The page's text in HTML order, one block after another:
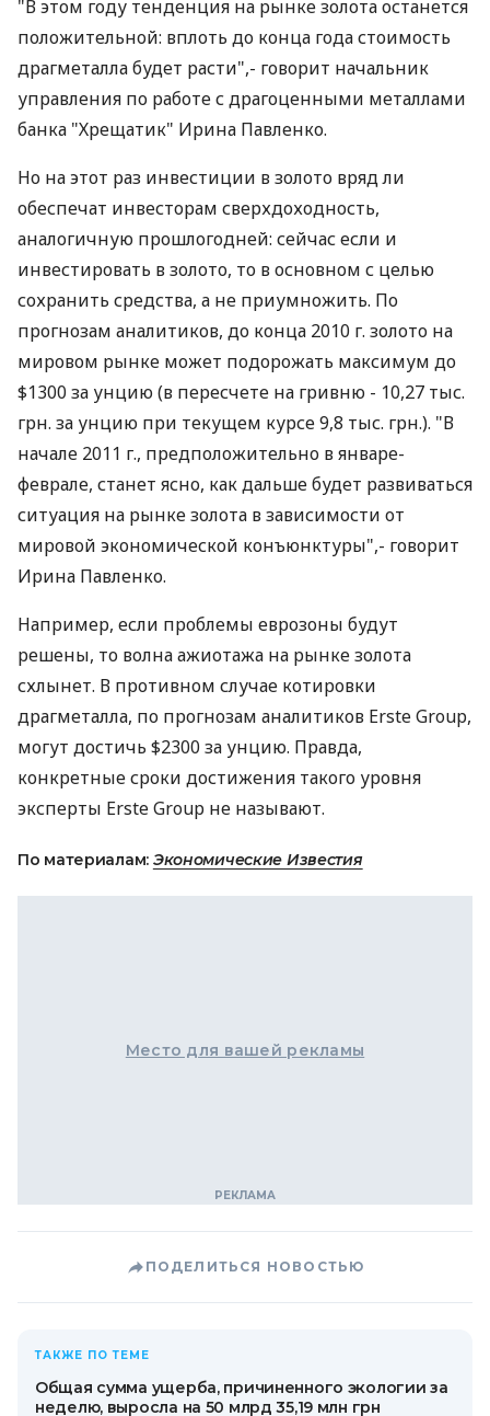
"В этом году тенденция на рынке золота останется
положительной: вплоть до конца года стоимость
драгметалла будет расти",- говорит начальник
управления по работе с драгоценными металлами
банка "Хрещатик" Ирина Павленко.
Но на этот раз инвестиции в золото вряд ли
обеспечат инвесторам сверхдоходность,
аналогичную прошлогодней: сейчас если и
инвестировать в золото, то в основном с целью
сохранить средства, а не приумножить. По
прогнозам аналитиков, до конца 2010 г. золото на
мировом рынке может подорожать максимум до
$1300 за унцию (в пересчете на гривню - 10,27 тыс.
грн. за унцию при текущем курсе 9,8 тыс. грн.). "В
начале 2011 г., предположительно в январе-
феврале, станет ясно, как дальше будет развиваться
ситуация на рынке золота в зависимости от
мировой экономической конъюнктуры",- говорит
Ирина Павленко.
Например, если проблемы еврозоны будут
решены, то волна ажиотажа на рынке золота
схлынет. В противном случае котировки
драгметалла, по прогнозам аналитиков Erste Group,
могут достичь $2300 за унцию. Правда,
конкретные сроки достижения такого уровня
эксперты Erste Group не называют.
По материалам: Экономические Известия
Место для вашей рекламы
ПОДЕЛИТЬСЯ НОВОСТЬЮ
ТАКЖЕ ПО ТЕМЕ
Общая сумма ущерба, причиненного экологии за
неделю, выросла на 50 млрд 35,19 млн грн